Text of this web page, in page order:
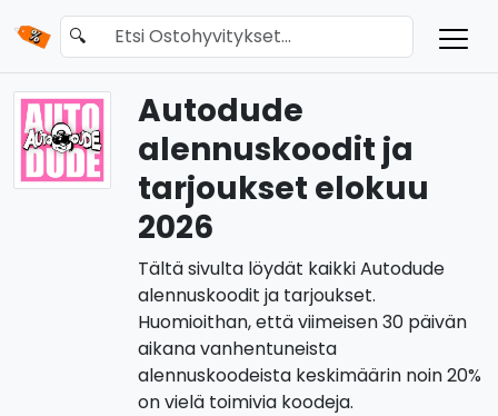
🔍
Autodude
alennuskoodit ja
tarjoukset elokuu
2026
Tältä sivulta löydät kaikki Autodude
alennuskoodit ja tarjoukset.
Huomioithan, että viimeisen 30 päivän
aikana vanhentuneista
alennuskoodeista keskimäärin noin 20%
on vielä toimivia koodeja.